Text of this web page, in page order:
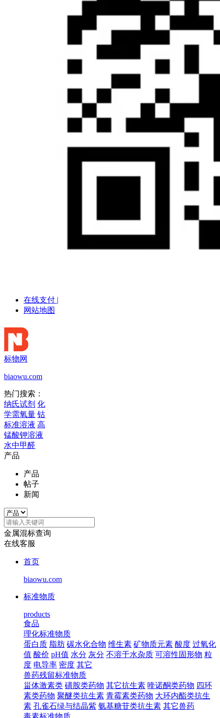
在线支付 |
网站地图
标物网
biaowu.com
热门搜索：
纳氏试剂 化
学需氧量 钴
标准溶液 高
锰酸钾溶液
水中甲醛
产品
产品
帖子
新闻
金属混标查询
在线客服
首页
biaowu.com
标准物质
products
食品
理化标准物质
蛋白质 脂肪 碳水化合物 维生素 矿物质元素 酸度 过氧化
值 酸价 pH值 水分 灰分 不溶于水杂质 可溶性固形物 粒
度 电导率 密度 其它
兽药残留标准物质
甾体激素类 磺胺类药物 其它抗生素 喹诺酮类药物 四环
素类药物 聚醚类抗生素 青霉素类药物 大环内酯类抗生
素 孔雀石绿与结晶紫 氨基糖苷类抗生素 其它兽药
毒素标准物质